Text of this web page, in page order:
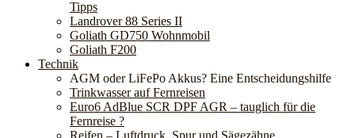
Tipps
Landrover 88 Series II
Goliath GD750 Wohnmobil
Goliath F200
Technik
AGM oder LiFePo Akkus? Eine Entscheidungshilfe
Trinkwasser auf Fernreisen
Euro6 AdBlue SCR DPF AGR – tauglich für die
Fernreise ?
Reifen – Luftdruck, Spur und Sägezähne